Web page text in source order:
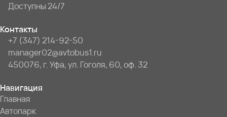
Доступны 24/7
Контакты
+7 (347) 214-92-50
manager02@avtobus1.ru
450076, г. Уфа, ул. Гоголя, 60, оф. 32
Навигация
Главная
Автопарк